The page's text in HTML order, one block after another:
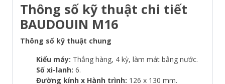
Thông số kỹ thuật chi tiết
BAUDOUIN M16
Thông số kỹ thuật chung
Kiểu máy: Thẳng hàng, 4 kỳ, làm mát bằng nước.
Số xi-lanh: 6.
Đường kính x Hành trình: 126 x 130 mm.